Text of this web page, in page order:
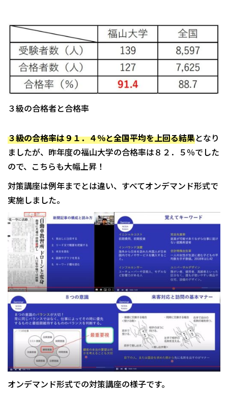
３級の合格者と合格率
３級の合格率は９１．４％と全国平均を上回る結果となり
ましたが、昨年度の福山大学の合格率は８２．５％でした
ので、こちらも大幅上昇！
対策講座は例年までとは違い、すべてオンデマンド形式で
実施しました。
オンデマンド形式での対策講座の様子です。